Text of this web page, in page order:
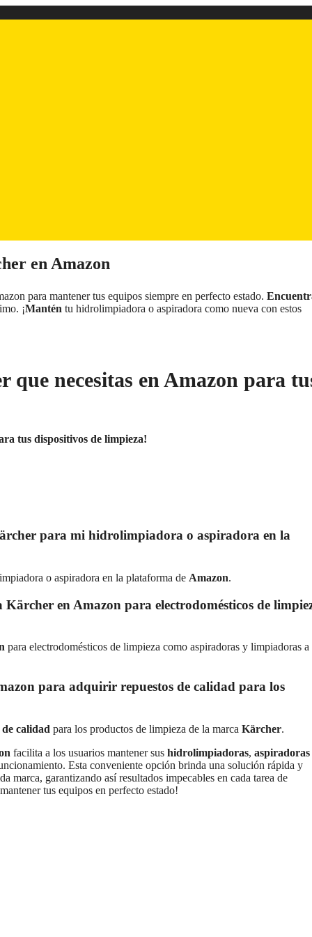
en Amazon
para mantener tus equipos siempre en perfecto estado.
¡Mantén tu hidrolimpiadora o aspiradora como nueva con estos
que necesitas en Amazon para
tus dispositivos de limpieza!
para mi hidrolimpiadora o aspiradora en la
o aspiradora en la plataforma de Amazon.
en Amazon para electrodomésticos de
para electrodomésticos de limpieza como aspiradoras y limpiadoras a
para adquirir repuestos de calidad para los
calidad para los productos de limpieza de la marca Kärcher.
facilita a los usuarios mantener sus hidrolimpiadoras, aspiradoras
Esta conveniente opción brinda una solución rápida y
marca, garantizando así resultados impecables en cada tarea de
tus equipos en perfecto estado!